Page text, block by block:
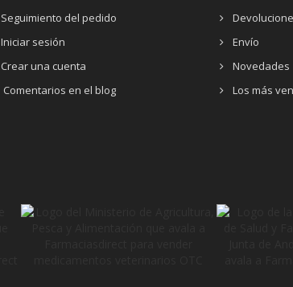
Seguimiento del pedido
Iniciar sesión
Crear una cuenta
Comentarios en el blog
Envío
Novedades
Los más